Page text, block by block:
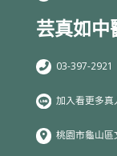
芸真如中
03-397-2921
加入看更多真
桃園市龜山區